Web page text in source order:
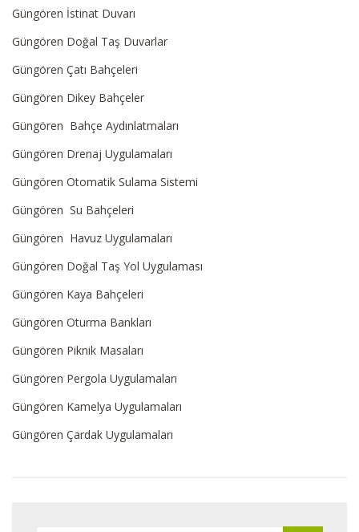
Güngören İstinat Duvarı
Güngören Doğal Taş Duvarlar
Güngören Çatı Bahçeleri
Güngören Dikey Bahçeler
Güngören Bahçe Aydınlatmaları
Güngören Drenaj Uygulamaları
Güngören Otomatik Sulama Sistemi
Güngören Su Bahçeleri
Güngören Havuz Uygulamaları
Güngören Doğal Taş Yol Uygulaması
Güngören Kaya Bahçeleri
Güngören Oturma Bankları
Güngören Piknik Masaları
Güngören Pergola Uygulamaları
Güngören Kamelya Uygulamaları
Güngören Çardak Uygulamaları